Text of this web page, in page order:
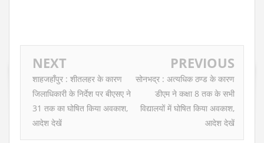
NEXT
शाहजहाँपुर : शीतलहर के कारण
जिलाधिकारी के निर्देश पर बीएसए ने
31 तक का घोषित किया अवकाश,
आदेश देखें
PREVIOUS
सोनभद्र : अत्यधिक ठण्ड के कारण
डीएम ने कक्षा 8 तक के सभी
विद्यालयों में घोषित किया अवकाश,
आदेश देखें